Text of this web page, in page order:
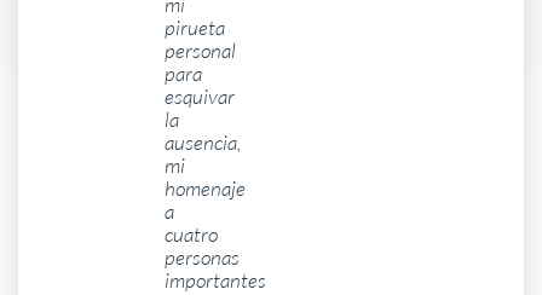
pirueta
personal
para
esquivar
la
ausencia,
mi
homenaje
a
cuatro
personas
importantes